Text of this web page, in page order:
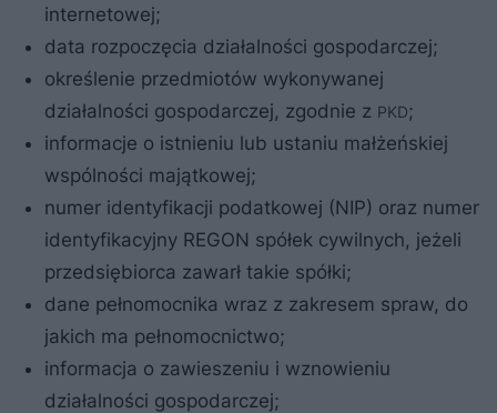
internetowej;
data rozpoczęcia działalności gospodarczej;
określenie przedmiotów wykonywanej
działalności gospodarczej, zgodnie z PKD;
informacje o istnieniu lub ustaniu małżeńskiej
wspólności majątkowej;
numer identyfikacji podatkowej (NIP) oraz numer
identyfikacyjny REGON spółek cywilnych, jeżeli
przedsiębiorca zawarł takie spółki;
dane pełnomocnika wraz z zakresem spraw, do
jakich ma pełnomocnictwo;
informacja o zawieszeniu i wznowieniu
działalności gospodarczej;